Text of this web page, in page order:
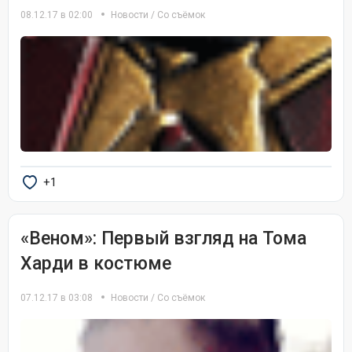
08.12.17 в 02:00 Новости / Со съёмок
+1
«Веном»: Первый взгляд на Тома
Харди в костюме
07.12.17 в 03:08 Новости / Со съёмок